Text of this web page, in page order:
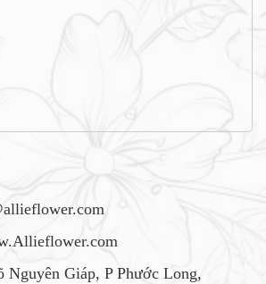
Nguyên Giáp, P Phước Long,